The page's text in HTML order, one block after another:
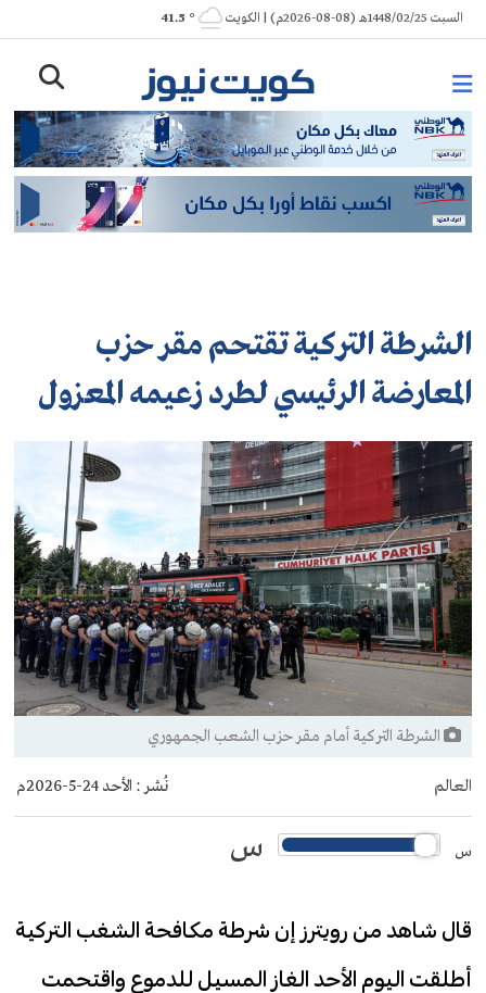
Skip
to
السبت 1448/02/25هـ (08-08-2026م) | الكويت ° 41.5
الشرطة التركية تقتحم مقر حزب
المعارضة الرئيسي لطرد زعيمه المعزول
الشرطة التركية أمام مقر حزب الشعب الجمهوري
العالم نُشر : الأحد 24-5-2026م
س س
قال شاهد من رويترز إن شرطة مكافحة الشغب التركية
أطلقت اليوم الأحد الغاز المسيل للدموع واقتحمت